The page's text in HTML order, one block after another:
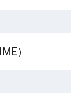
）